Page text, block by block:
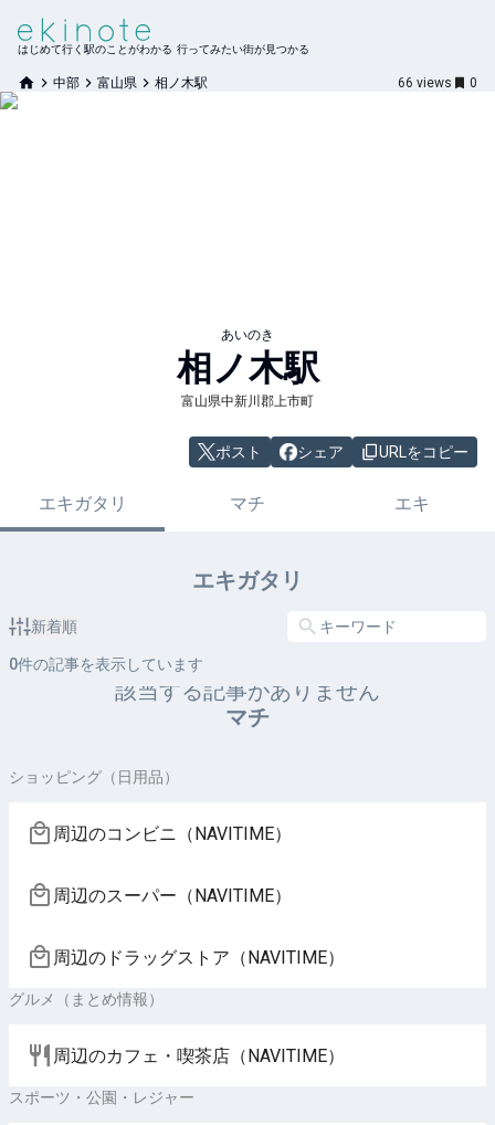
はじめて行く駅のことがわかる 行ってみたい街が見つかる
中部 富山県 相ノ木駅 66 views 0
あいのき
相ノ木駅
富山県中新川郡上市町
ポスト シェア URLをコピー
エキガタリ マチ エキ
エキガタリ
新着順
0件の記事を表示しています
該当する記事がありません
マチ
ショッピング（日用品）
周辺のコンビニ（NAVITIME）
周辺のスーパー（NAVITIME）
周辺のドラッグストア（NAVITIME）
グルメ（まとめ情報）
周辺のカフェ・喫茶店（NAVITIME）
スポーツ・公園・レジャー